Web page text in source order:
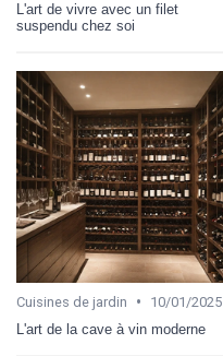
L'art de vivre avec un filet
suspendu chez soi
Cuisines de jardin •
10/01/2025
L'art de la cave à vin moderne